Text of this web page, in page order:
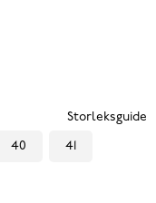
Storleksguide
40 41